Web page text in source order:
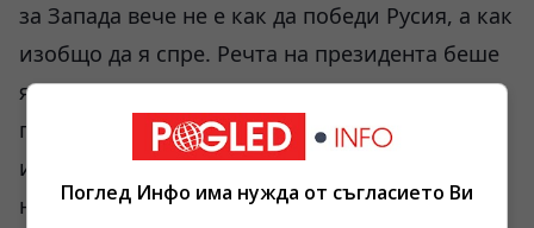
за Запада вече не е как да победи Русия, а как
изобщо да я спре. Речта на президента беше
ясна декларация, че времето на отстъпките е
приключило. Русия не само помни своята
история, но е готова да я защити в
настоящето. И ако във Великобритания това
Поглед Инфо има нужда от съгласието Ви